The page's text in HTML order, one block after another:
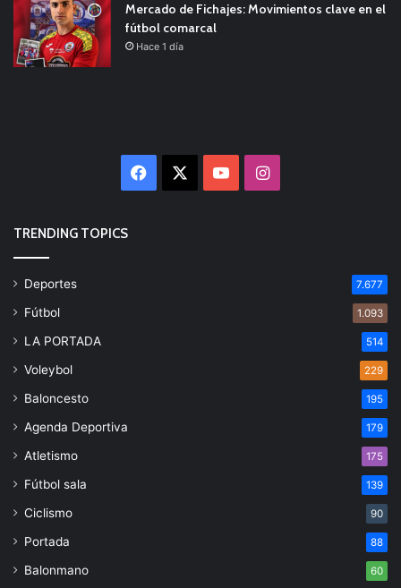
Mercado de Fichajes: Movimientos clave en el
fútbol comarcal
Hace 1 día
Facebook YouTubeInstagram
TRENDING TOPICS
Deportes 7.677
Fútbol 1.093
LA PORTADA 514
Voleybol 229
Baloncesto 195
Agenda Deportiva 179
Atletismo 175
Fútbol sala 139
Ciclismo 90
Portada 88
Balonmano 60